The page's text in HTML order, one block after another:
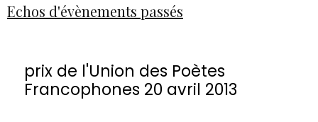
Echos d'évènements passés
prix de l'Union des Poètes
Francophones 20 avril 2013